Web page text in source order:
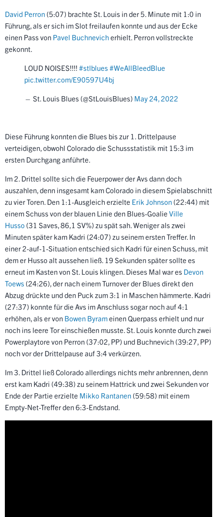
David Perron (5:07) brachte St. Louis in der 5. Minute mit 1:0 in
Führung, als er sich im Slot freilaufen konnte und aus der Ecke
einen Pass von Pavel Buchnevicherhielt. Perron vollstreckte
gekonnt.
LOUD NOISES!!!! #stlblues#WeAllBleedBlue
pic.twitter.com/E90597U4bj
— St. Louis Blues (@StLouisBlues) May 24, 2022
Diese Führung konnten die Blues bis zur 1. Drittelpause
verteidigen, obwohl Colorado die Schussstatistik mit 15:3 im
ersten Durchgang anführte.
Im 2. Drittel sollte sich die Feuerpower der Avs dann doch
auszahlen, denn insgesamt kam Colorado in diesem Spielabschnitt
zu vier Toren. Den 1:1-Ausgleich erzielte Erik Johnson (22:44) mit
einem Schuss von der blauen Linie den Blues-Goalie Ville
Husso (31 Saves, 86,1 SV%) zu spät sah. Weniger als zwei
Minuten später kam Kadri (24:07) zu seinem ersten Treffer. In
einer 2-auf-1-Situation entschied sich Kadri für einen Schuss, mit
dem er Husso alt aussehen ließ. 19 Sekunden später sollte es
erneut im Kasten von St. Louis klingen. Dieses Mal war es Devon
Toews (24:26), der nach einem Turnover der Blues direkt den
Abzug drückte und den Puck zum 3:1 in Maschen hämmerte. Kadri
(27:37) konnte für die Avs im Anschluss sogar noch auf 4:1
erhöhen, als er von Bowen Byrameinen Querpass erhielt und nur
noch ins leere Tor einschießen musste. St. Louis konnte durch zwei
Powerplaytore von Perron (37:02, PP) und Buchnevich (39:27, PP)
noch vor der Drittelpause auf 3:4 verkürzen.
Im 3. Drittel ließ Colorado allerdings nichts mehr anbrennen, denn
erst kam Kadri (49:38) zu seinem Hattrick und zwei Sekunden vor
Ende der Partie erzielte Mikko Rantanen (59:58) mit einem
Empty-Net-Treffer den 6:3-Endstand.